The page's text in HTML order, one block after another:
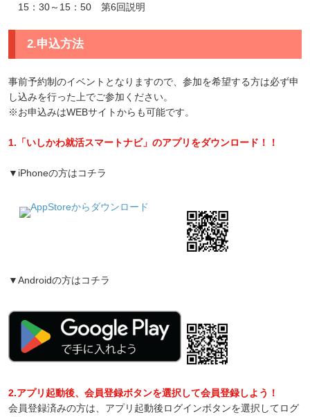
15：30～15：50 第6回説明
2.申込方法
事前予約制のイベントとなりますので、参加を希望する方は必ず申
し込みを行った上でご参加ください。
※お申込みはWEBサイトからも可能です。
1.「いしかわ就活スマートナビ」のアプリをダウンロード！！
▼iPhoneの方はコチラ
▼Androidの方はコチラ
2.アプリ起動後、会員登録ボタンを選択して会員登録しよう！
会員登録済みの方は、アプリ起動後ログインボタンを選択してログ